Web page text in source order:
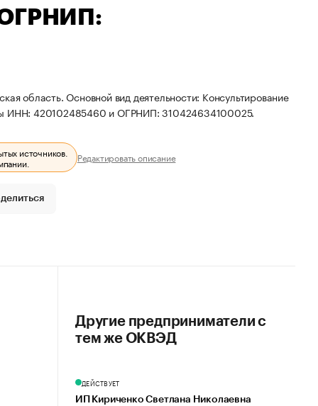
ОГРНИП:
область. Основной вид деятельности: Консультирование
ИНН: 420102485460 и ОГРНИП: 310424634100025.
источников.
Редактировать описание
Другие предприниматели с
тем же ОКВЭД
ДЕЙСТВУЕТ
ИП Кириченко Светлана Николаевна